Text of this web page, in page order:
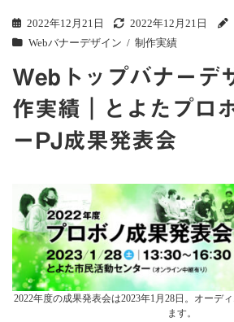
2022年12月21日 2022年12月21日
Webバナーデザイン
制作実績
Webトップバナーデ
作実績｜とよたプロ
ーPJ成果発表会
2022年度の成果発表会は2023年1月28日。オーデ
ます。